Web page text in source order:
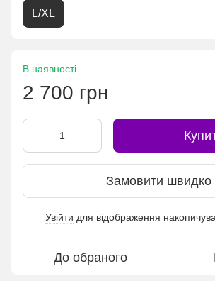
L/XL
В наявності
2 700 грн
Замовити швидко
Увійти для відображення
До обраного